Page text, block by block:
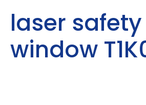
laser safety
window